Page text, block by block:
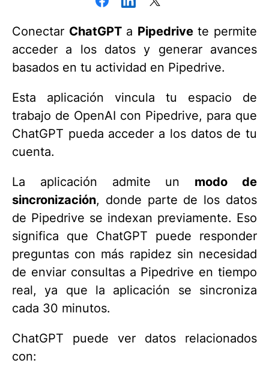
Conectar ChatGPTa Pipedrivete permite
acceder a los datos y generar avances
basados en tu actividad en Pipedrive.
Esta aplicación vincula tu espacio de
trabajo de OpenAI con Pipedrive, para que
ChatGPT pueda acceder a los datos de tu
cuenta.
La aplicación admite un modo de
sincronización, donde parte de los datos
de Pipedrive se indexan previamente. Eso
significa que ChatGPT puede responder
preguntas con más rapidez sin necesidad
de enviar consultas a Pipedrive en tiempo
real, ya que la aplicación se sincroniza
cada 30 minutos.
ChatGPT puede ver datos relacionados
con: